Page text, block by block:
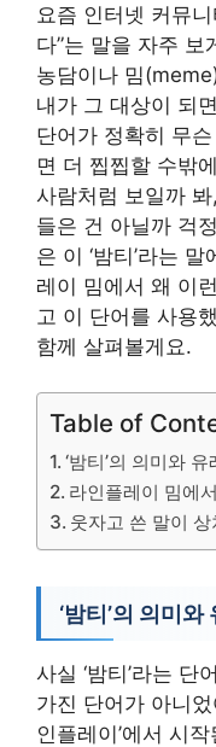
요즘 인터넷 커뮤
다”는 말을 자주 보
농담이나 밈
내가 그 대상이 되
단어가 정확히 무
면 더 찝찝할 수밖
사람처럼 보일까
들은 건 아닐까 걱
은 이 ‘밤티’라는
레이 밈에서 왜 이
고 이 단어를 사용
함께 살펴볼게요.
Table of
‘밤티’의 의미와 유
라인플레이 밈에
웃자고 쓴 말이
‘밤티’의 의미와
사실 ‘밤티’라는
가진 단어가 아니
인플레이’에서 시